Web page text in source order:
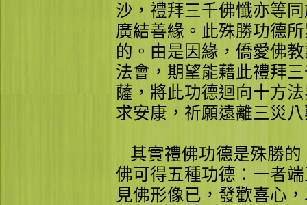
沙，禮拜三千佛懺亦等
廣結善緣。此殊勝功德
的。由是因緣，僑愛佛
法會，期望能藉此禮拜
薩，將此功德迴向十方
求安康，祈願遠離三災
其實禮佛功德是殊勝的
佛可得五種功德：一者
見佛形像已，發歡喜心